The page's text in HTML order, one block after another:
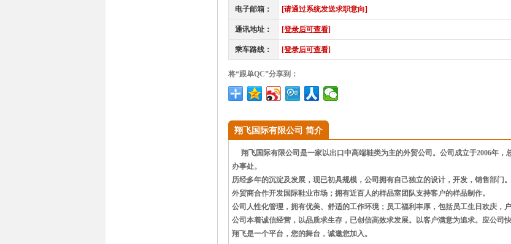
电子邮箱： [请通过系统发送求职意向]
通讯地址： [登录后可查看]
乘车路线： [登录后可查看]
将“跟单QC”分享到：
翔飞国际有限公司 简介
翔飞国际有限公司是一家以出口中高端鞋类为主的外贸公司。公司成立于2006年，
办事处。
历经多年的沉淀及发展，现已初具规模，公司拥有自己独立的设计，开发，销售部门
外贸商合作开发国际鞋业市场；拥有近百人的样品室团队支持客户的样品制作。
公司人性化管理，拥有优美、舒适的工作环境；员工福利丰厚，包括员工生日欢庆，
公司本着诚信经营，以品质求生存，已创信高效求发展。以客户满意为追求。应公司
翔飞是一个平台，您的舞台，诚邀您加入。